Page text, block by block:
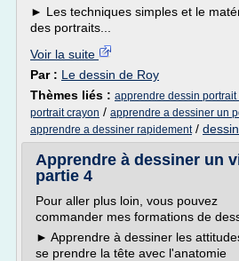
► Les techniques simples et le
des portraits...
Voir la suite
Par : Le dessin de Roy
Thèmes liés : apprendre dessin portrait
portrait crayon / apprendre a dessiner un
apprendre a dessiner rapidement/
Apprendre à dessiner un
partie 4
Pour aller plus loin, vous pouvez
commander mes formations de
► Apprendre à dessiner les
se prendre la tête avec l'anatomie